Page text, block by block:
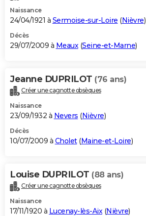
Naissance
24/04/1921 à Sermoise-sur-Loire (Nièvre)
Décès
29/07/2009 à Meaux(Seine-et-Marne)
Jeanne DUPRILOT (76 ans)
Créer une cagnotte obsèques
Naissance
23/09/1932 à Nevers (Nièvre)
Décès
10/07/2009 à Cholet(Maine-et-Loire)
Louise DUPRILOT (88 ans)
Créer une cagnotte obsèques
Naissance
17/11/1920 à Lucenay-lès-Aix(Nièvre)